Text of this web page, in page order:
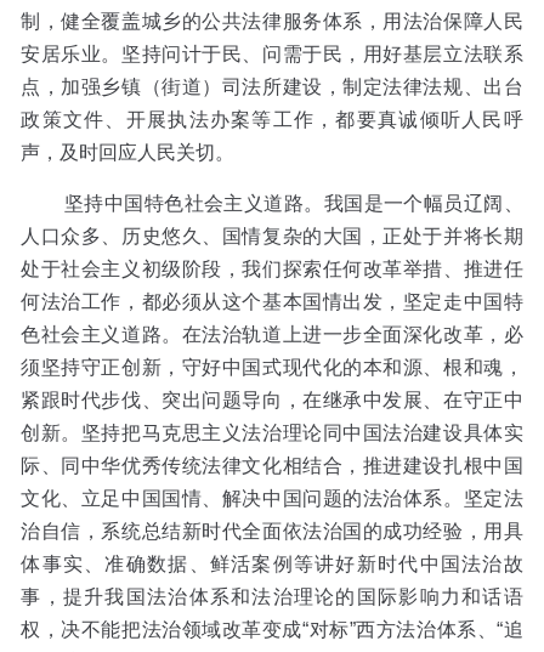
制，健全覆盖城乡的公共法律服务体系，用法治保障人民
安居乐业。坚持问计于民、问需于民，用好基层立法联系
点，加强乡镇（街道）司法所建设，制定法律法规、出台
政策文件、开展执法办案等工作，都要真诚倾听人民呼
声，及时回应人民关切。
坚持中国特色社会主义道路。我国是一个幅员辽阔、
人口众多、历史悠久、国情复杂的大国，正处于并将长期
处于社会主义初级阶段，我们探索任何改革举措、推进任
何法治工作，都必须从这个基本国情出发，坚定走中国特
色社会主义道路。在法治轨道上进一步全面深化改革，必
须坚持守正创新，守好中国式现代化的本和源、根和魂，
紧跟时代步伐、突出问题导向，在继承中发展、在守正中
创新。坚持把马克思主义法治理论同中国法治建设具体实
际、同中华优秀传统法律文化相结合，推进建设扎根中国
文化、立足中国国情、解决中国问题的法治体系。坚定法
治自信，系统总结新时代全面依法治国的成功经验，用具
体事实、准确数据、鲜活案例等讲好新时代中国法治故
事，提升我国法治体系和法治理论的国际影响力和话语
权，决不能把法治领域改革变成“对标”西方法治体系、“追